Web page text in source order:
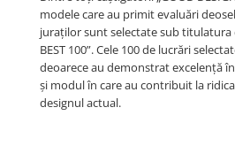
modele care au primit evaluări
juraților sunt selectate sub titulatura
BEST 100”. Cele 100 de lucrări
deoarece au demonstrat excelență
și modul în care au contribuit la
designul actual.